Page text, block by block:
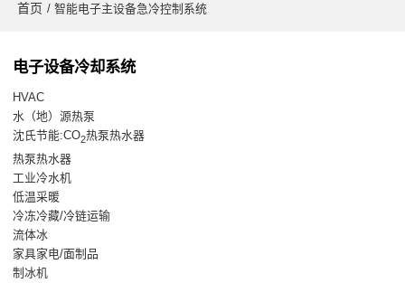
首页 / 智能电子主设备急冷控制系统
电子设备冷却系统
HVAC
水（地）源热泵
沈氏节能:CO2热泵热水器
热泵热水器
工业冷水机
低温采暖
冷冻冷藏/冷链运输
流体冰
家具家电/面制品
制冰机